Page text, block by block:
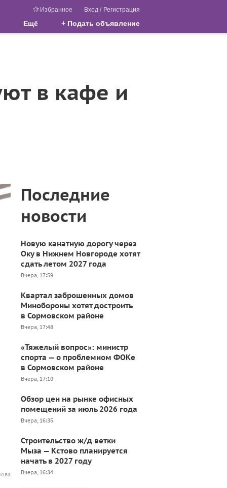
Избранное Вход / Регистрация
Ещё + Подать объявление
в кафе и
Последние
новости
Новую канатную дорогу через
Оку в Нижнем Новгороде хотят
сдать летом 2027 года
Вчера, 17:59
Квартал заброшенных домов
Минобороны хотят достроить
в Сормовском районе
Вчера, 17:48
«Тяжелый вопрос»: министр
спорта — о проблемном ФОКе
в Сормовском районе
Вчера, 17:10
Обзор цен на рынке офисных
помещений за июль 2026 года
Вчера, 16:35
Строительство ж/д ветки
Мыза — Кстово планируется
начать в 2027 году
Вчера, 16:34